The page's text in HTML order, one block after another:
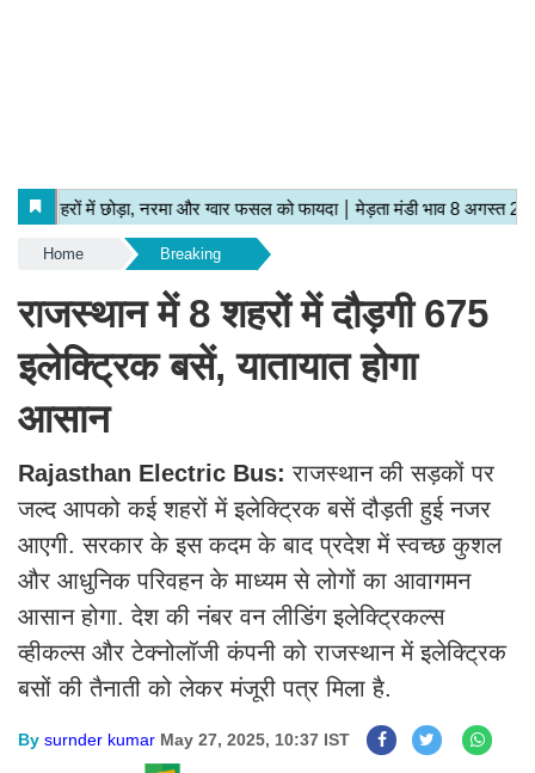
Home Breaking
राजस्थान में 8 शहरों में दौड़गी 675
इलेक्ट्रिक बसें, यातायात होगा
आसान
Rajasthan Electric Bus:राजस्थान की सड़कों पर
जल्द आपको कई शहरों में इलेक्ट्रिक बसें दौड़ती हुई नजर
आएगी. सरकार के इस कदम के बाद प्रदेश में स्वच्छ कुशल
और आधुनिक परिवहन के माध्यम से लोगों का आवागमन
आसान होगा. देश की नंबर वन लीडिंग इलेक्ट्रिकल्स
व्हीकल्स और टेक्नोलॉजी कंपनी को राजस्थान में इलेक्ट्रिक
बसों की तैनाती को लेकर मंजूरी पत्र मिला है.
By surnder kumar May 27, 2025, 10:37 IST